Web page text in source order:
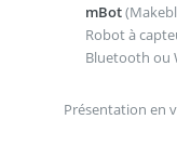
mBot
Robot à
Bluetooth ou
Présentation en